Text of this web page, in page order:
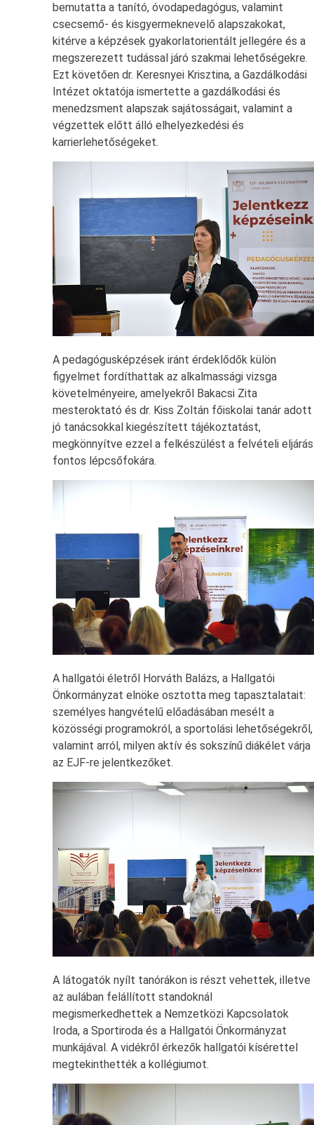
bemutatta a tanító, óvodapedagógus, valamint
csecsemő- és kisgyermeknevelő alapszakokat,
kitérve a képzések gyakorlatorientált jellegére és a
megszerezett tudással járó szakmai lehetőségekre.
Ezt követően dr. Keresnyei Krisztina, a Gazdálkodási
Intézet oktatója ismertette a gazdálkodási és
menedzsment alapszak sajátosságait, valamint a
végzettek előtt álló elhelyezkedési és
karrierlehetőségeket.
A pedagógusképzések iránt érdeklődők külön
figyelmet fordíthattak az alkalmassági vizsga
követelményeire, amelyekről Bakacsi Zita
mesteroktató és dr. Kiss Zoltán főiskolai tanár adott
jó tanácsokkal kiegészített tájékoztatást,
megkönnyítve ezzel a felkészülést a felvételi eljárás
fontos lépcsőfokára.
A hallgatói életről Horváth Balázs, a Hallgatói
Önkormányzat elnöke osztotta meg tapasztalatait:
személyes hangvételű előadásában mesélt a
közösségi programokról, a sportolási lehetőségekről,
valamint arról, milyen aktív és sokszínű diákélet várja
az EJF-re jelentkezőket.
A látogatók nyílt tanórákon is részt vehettek, illetve
az aulában felállított standoknál
megismerkedhettek a Nemzetközi Kapcsolatok
Iroda, a Sportiroda és a Hallgatói Önkormányzat
munkájával. A vidékről érkezők hallgatói kísérettel
megtekinthették a kollégiumot.